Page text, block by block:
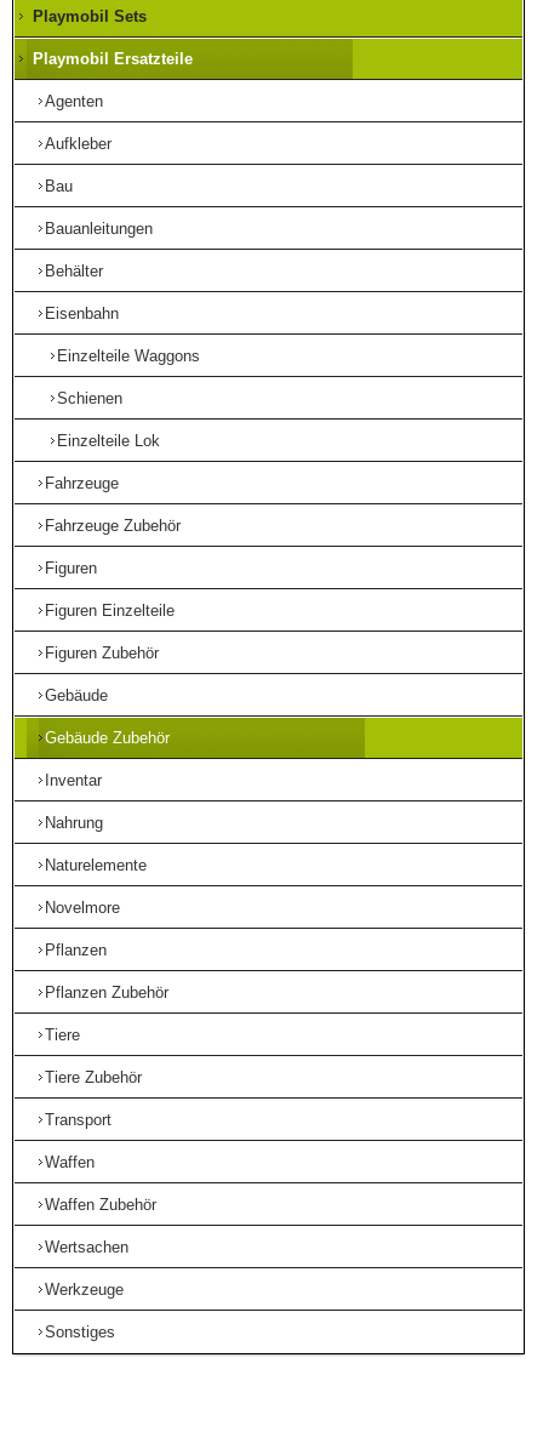
Playmobil Sets
Playmobil Ersatzteile
Agenten
Aufkleber
Bau
Bauanleitungen
Behälter
Eisenbahn
Einzelteile Waggons
Schienen
Einzelteile Lok
Fahrzeuge
Fahrzeuge Zubehör
Figuren
Figuren Einzelteile
Figuren Zubehör
Gebäude
Gebäude Zubehör
Inventar
Nahrung
Naturelemente
Novelmore
Pflanzen
Pflanzen Zubehör
Tiere
Tiere Zubehör
Transport
Waffen
Waffen Zubehör
Wertsachen
Werkzeuge
Sonstiges